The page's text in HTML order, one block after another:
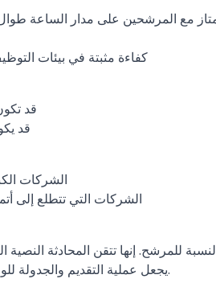
مع المرشحين على مدار الساعة طوال
كفاءة مثبتة في بيئات
قد
قد
الشركات
الشركات التي تتطلع إلى
يجعل عملية التقديم والجدولة للوظائف ذات الحجم الكبير تبدو سهلة مثل مراسلة صديق.